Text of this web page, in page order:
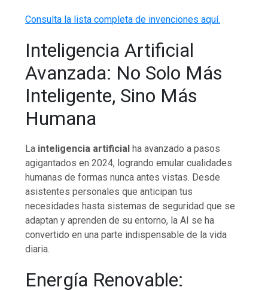
Consulta la lista completa de invenciones aquí.
Inteligencia Artificial
Avanzada: No Solo Más
Inteligente, Sino Más
Humana
La inteligencia artificial ha avanzado a pasos
agigantados en 2024, logrando emular cualidades
humanas de formas nunca antes vistas. Desde
asistentes personales que anticipan tus
necesidades hasta sistemas de seguridad que se
adaptan y aprenden de su entorno, la AI se ha
convertido en una parte indispensable de la vida
diaria.
Energía Renovable: